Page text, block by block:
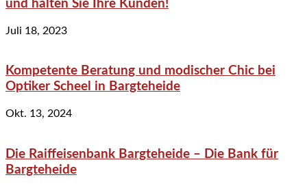
und halten Sie Ihre Kunden!
Juli 18, 2023
Kompetente Beratung und modischer Chic bei
Optiker Scheel in Bargteheide
Okt. 13, 2024
Die Raiffeisenbank Bargteheide – Die Bank für
Bargteheide